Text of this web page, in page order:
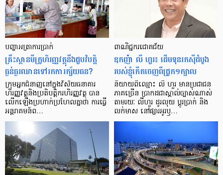
បញ្ហា​អត្រា​ការប្រាក់
គ្រឹះស្ថាន​មីក្រូ​ហិរញ្ញវត្ថុ​នឹង​ជួប​វិបត្តិ​
ធ្ងន់ធ្ងរ​ឈាន​ទៅ​រក​ការ​ក្ស័យធន?
ក្រុម​អ្នក​ជំនាញ​នៅ​ក្នុង​វិស័យ​ធនាគារ
ហិរញ្ញវត្ថុ​និង​ប្រតិបត្តិករ​ហិរញ្ញ​វត្ថុ បាន​​
លើក​ឡើង​ប្រហាក់​ប្រហែល​គ្នា​ថា ការ​ធ្វើ​
អន្តរាគមន៍​ព…
ពាណិជ្ជករជោគជ័យ
ឧកញ៉ា លី ហួរ៖ ដើមទុនរកស៊ីដំបូង
របស់ខ្ញុំកើតចេញពីជ្រូក១ក្បាល
និយាយ​ពី​ឈ្មោះ លី ហួរ មាន​ប្រជាជន​
ភាគ​ច្រើន ប្រាកដ​ជា​ស្គាល់​ច្បាស់​ណាស់
តាមរយៈ លីហួរ ដូរ​លុយ ប្តូរ​បា្រក់ និង​
លក់​មាស នៅ​ផ្សារ​អូរ​ឫ…